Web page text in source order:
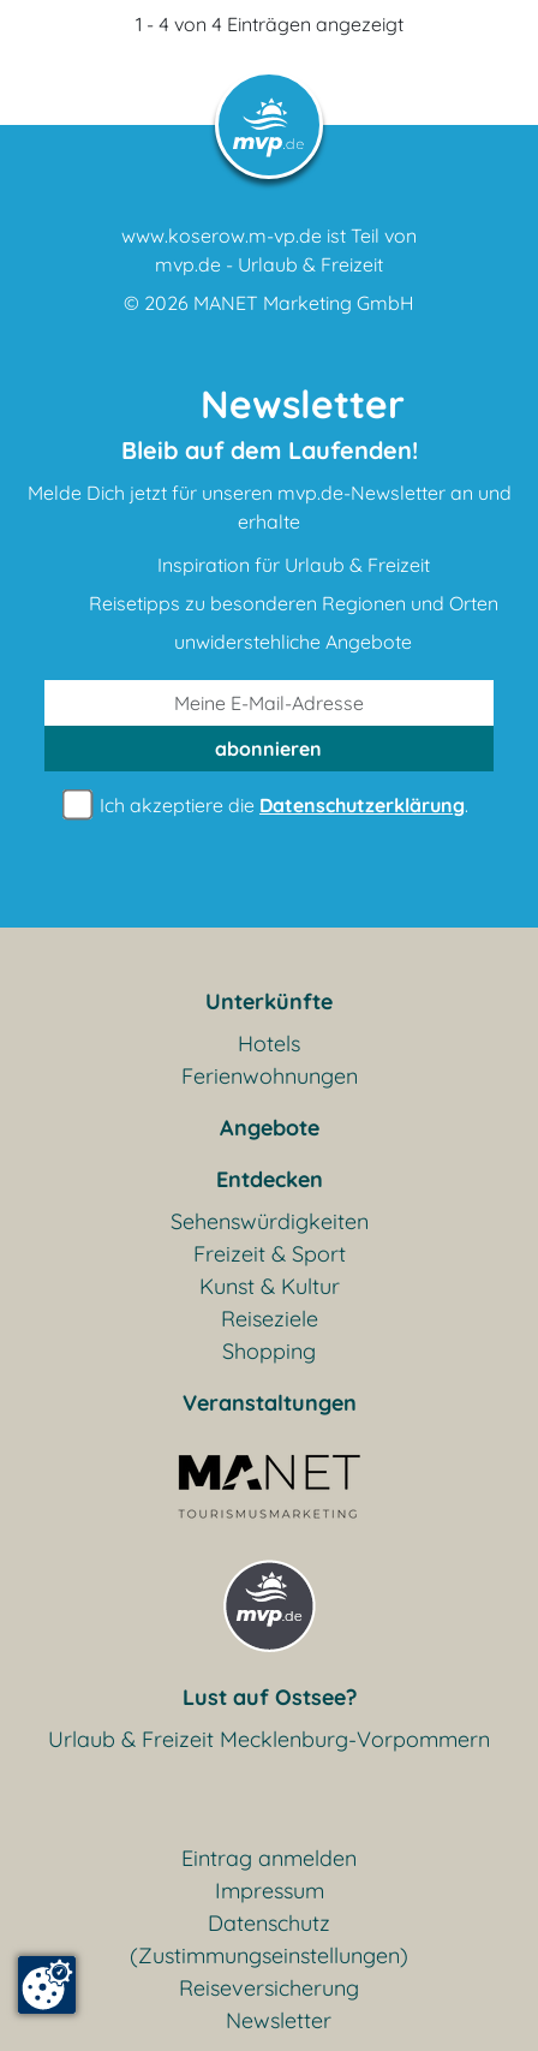
1 - 4 von 4 Einträgen angezeigt
www.koserow.m-vp.de ist Teil von
mvp.de - Urlaub & Freizeit
© 2026 MANET Marketing GmbH
Newsletter
Bleib auf dem Laufenden!
Melde Dich jetzt für unseren mvp.de-Newsletter an und
erhalte
Inspiration für Urlaub & Freizeit
Reisetipps zu besonderen Regionen und Orten
unwiderstehliche Angebote
abonnieren
Ich akzeptiere die Datenschutzerklärung.
Unterkünfte
Hotels
Ferienwohnungen
Angebote
Entdecken
Sehenswürdigkeiten
Freizeit & Sport
Kunst & Kultur
Reiseziele
Shopping
Veranstaltungen
Lust auf Ostsee?
Urlaub & Freizeit Mecklenburg-Vorpommern
Eintrag anmelden
Impressum
Datenschutz
(Zustimmungseinstellungen)
Reiseversicherung
Newsletter